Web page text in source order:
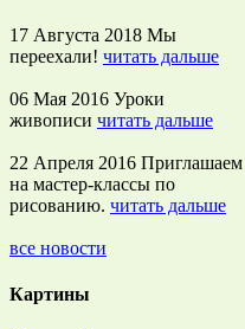
17 Августа 2018 Мы
переехали! читать дальше
06 Мая 2016 Уроки
живописи читать дальше
22 Апреля 2016 Приглашаем
на мастер-классы по
рисованию. читать дальше
все новости
Картины